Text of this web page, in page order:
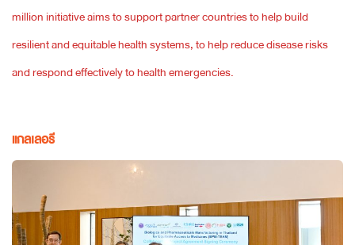
million initiative aims to support partner countries to help build
resilient and equitable health systems, to help reduce disease risks
and respond effectively to health emergencies.
แกลเลอรี